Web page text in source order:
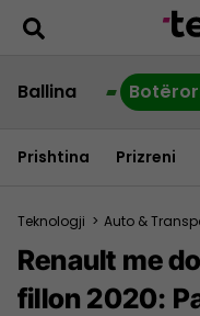
Ballina
Prishtina Prizreni
Teknologji > Auto &
Renault me
fillon 2020: